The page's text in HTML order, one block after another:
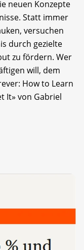
neuen Konzepte
Statt immer
versuchen
durch gezielte
zu fördern. Wer
will, dem
How to Learn
It» von Gabriel